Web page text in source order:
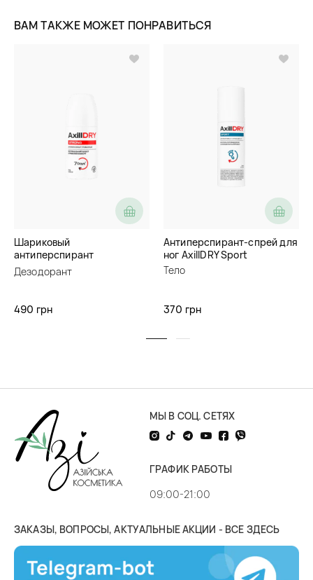
ВАМ ТАКЖЕ МОЖЕТ ПОНРАВИТЬСЯ
Шариковый
антиперспирант
длительного действия
AxillDRY Strong
Дезодорант
490 грн
Антиперспирант-спрей для
ног AxillDRY Sport
Тело
370 грн
МЫ В СОЦ. СЕТЯХ
ГРАФИК РАБОТЫ
09:00-21:00
ЗАКАЗЫ, ВОПРОСЫ, АКТУАЛЬНЫЕ АКЦИИ - ВСЕ ЗДЕСЬ